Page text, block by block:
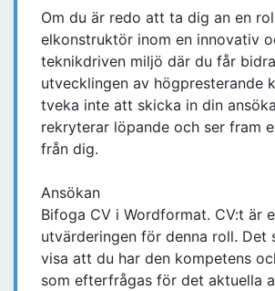
Om du är redo att ta dig an en
elkonstruktör inom en innovativ
teknikdriven miljö där du får
utvecklingen av högpresterande
tveka inte att skicka in din
rekryterar löpande och ser fram
från dig.
Ansökan
Bifoga CV i Wordformat. CV:t är
utvärderingen för denna roll. Det
visa att du har den kompetens
som efterfrågas för det aktuella